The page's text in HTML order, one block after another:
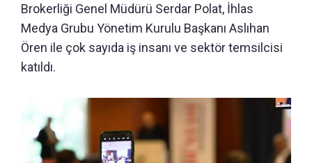
Brokerliği Genel Müdürü Serdar Polat, İhlas
Medya Grubu Yönetim Kurulu Başkanı Aslıhan
Ören ile çok sayıda iş insanı ve sektör temsilcisi
katıldı.